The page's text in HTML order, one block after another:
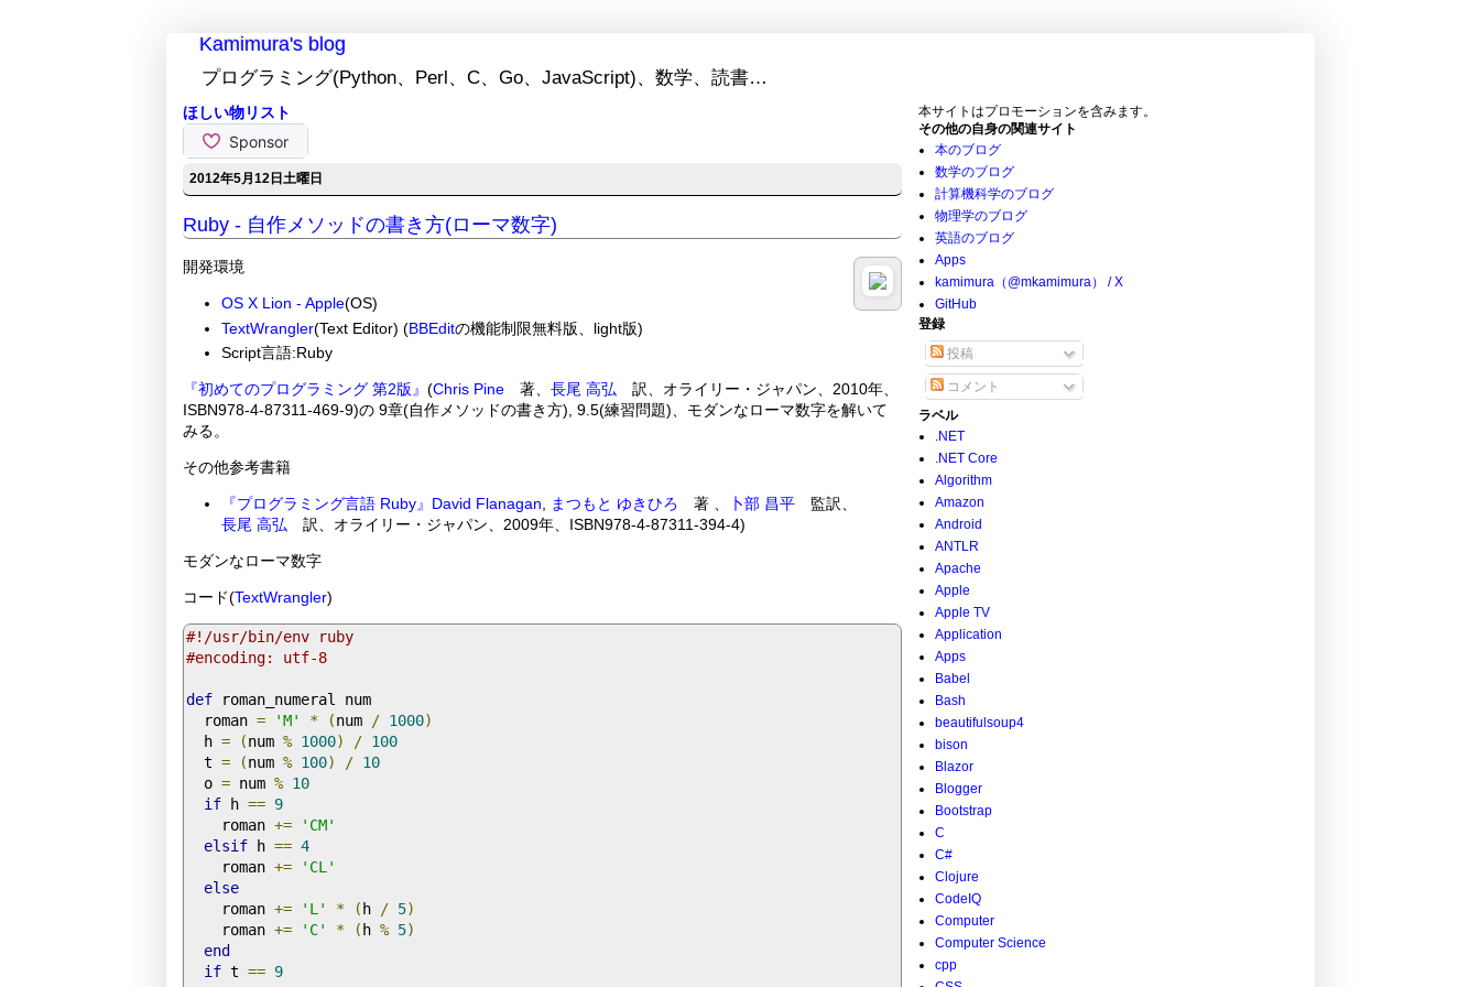
Kamimura's blog
プログラミング(Python、Perl、C、Go、JavaScript)、数学、読書…
ほしい物リスト
2012年5月12日土曜日
Ruby - 自作メソッドの書き方(ローマ数字)
開発環境
OS X Lion - Apple(OS)
TextWrangler(Text Editor) (BBEditの機能制限無料版、light版)
Script言語:Ruby
『初めてのプログラミング 第2版』 (Chris Pine著、 長尾 高弘 訳、オライリー・ジャパン、2010年、
ISBN978-4-87311-469-9)の 9章(自作メソッドの書き方), 9.5(練習問題)、モダンなローマ数字を解いて
みる。
その他参考書籍
『プログラミング言語 Ruby』 David Flanagan まつもと ゆきひろ 著 、 卜部 昌平監訳、
長尾 高弘 訳、オライリー・ジャパン、2009年、ISBN978-4-87311-394-4)
モダンなローマ数字
コード(TextWrangler)
#!/usr/bin/env ruby
#encoding: utf-8
def roman_numeral num
  roman
= 'M' * (num / 1000)
  h
= (num % 1000) / 100
  t
= (num % 100) / 10
  o
= num % 10
if h == 9
    roman
+=
'CM'
elsif h == 4
    roman
+=
'CL'
else
    roman
+= 'L' * ( h / 5)
    roman
+= 'C' * ( h % 5)
end
if t == 9
本サイトはプロモーションを含みます。
その他の自身の関連サイト
本のブログ
数学のブログ
計算機科学のブログ
物理学のブログ
英語のブログ
Apps
kamimura（@mkamimura） / X
GitHub
登録
投稿
コメント
ラベル
.NET
.NET Core
Algorithm
Amazon
Android
ANTLR
Apache
Apple
Apple TV
Application
Apps
Babel
Bash
beautifulsoup4
bison
Blazor
Blogger
Bootstrap
C
C#
Clojure
CodeIQ
Computer
Computer Science
cpp